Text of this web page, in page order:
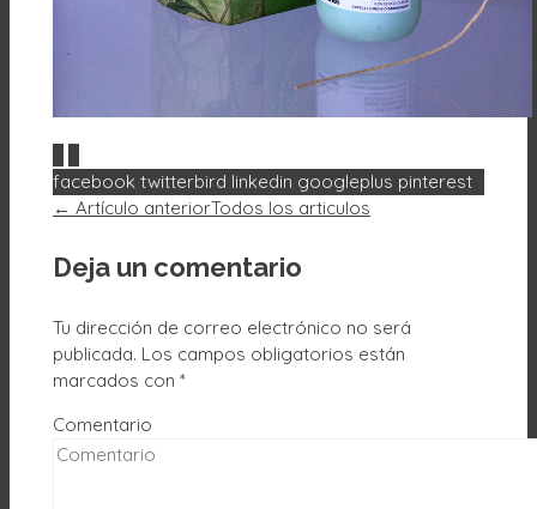
facebook twitterbird linkedin googleplus pinterest
← Artículo anteriorTodos los articulos
Deja un comentario
Tu dirección de correo electrónico no será
publicada. Los campos obligatorios están
marcados con *
Comentario